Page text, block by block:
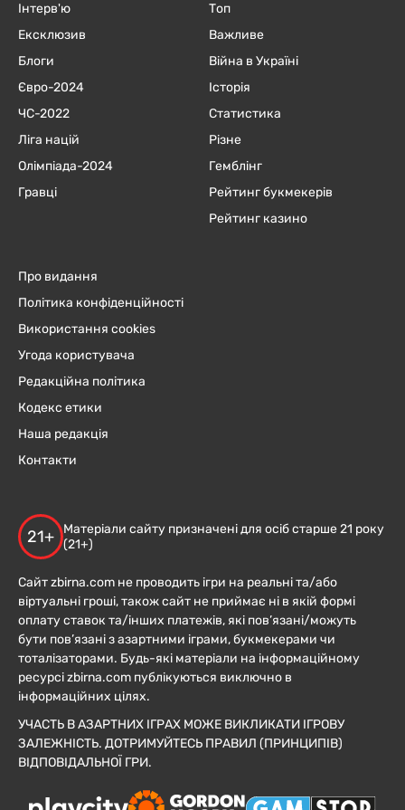
Інтерв'ю
Ексклюзив
Блоги
Євро-2024
ЧC-2022
Ліга націй
Олімпіада-2024
Гравці
Топ
Важливе
Війна в Україні
Історія
Статистика
Різне
Гемблінг
Рейтинг букмекерів
Рейтинг казино
Про видання
Політика конфіденційності
Використання cookies
Угода користувача
Редакційна політика
Кодекс етики
Наша редакція
Контакти
21+
Матеріали сайту призначені для осіб старше 21 року
(21+)
Сайт zbirna.com не проводить ігри на реальні та/або
віртуальні гроші, також сайт не приймає ні в якій формі
оплату ставок та/інших платежів, які пов’язані/можуть
бути пов’язані з азартними іграми, букмекерами чи
тоталізаторами. Будь-які матеріали на інформаційному
ресурсі zbirna.com публікуються виключно в
інформаційних цілях.
УЧАСТЬ В АЗАРТНИХ ІГРАХ МОЖЕ ВИКЛИКАТИ ІГРОВУ
ЗАЛЕЖНІСТЬ. ДОТРИМУЙТЕСЬ ПРАВИЛ (ПРИНЦИПІВ)
ВІДПОВІДАЛЬНОЇ ГРИ.